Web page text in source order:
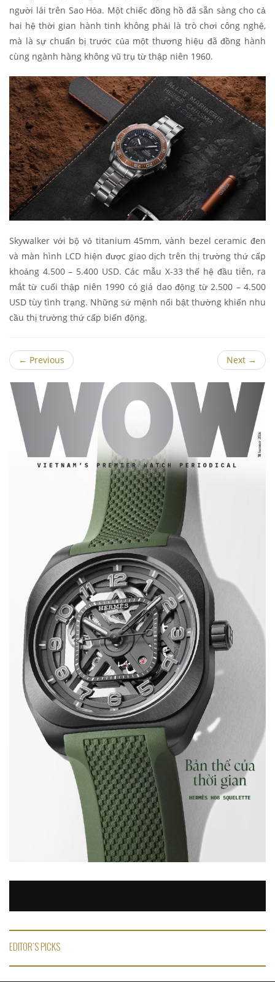
người lái trên Sao Hỏa. Một chiếc đồng hồ đã sẵn sàng cho cả
hai hệ thời gian hành tinh không phải là trò chơi công nghệ,
mà là sự chuẩn bị trước của một thương hiệu đã đồng hành
cùng ngành hàng không vũ trụ từ thập niên 1960.
Skywalker với bộ vỏ titanium 45mm, vành bezel ceramic đen
và màn hình LCD hiện được giao dịch trên thị trường thứ cấp
khoảng 4.500 – 5.400 USD. Các mẫu X-33 thế hệ đầu tiên, ra
mắt từ cuối thập niên 1990 có giá dao động từ 2.500 – 4.500
USD tùy tình trạng. Những sứ mệnh nổi bật thường khiến nhu
cầu thị trường thứ cấp biến động.
← Previous Next →
EDITOR'S PICKS